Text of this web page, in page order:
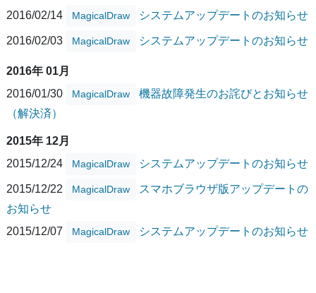
2016/02/14
MagicalDraw システムアップデートのお知らせ
2016/02/03 MagicalDraw システムアップデートのお知らせ
2016年 01月
2016/01/30
MagicalDraw
機器故障発生のお詫びとお知らせ
（解決済）
2015年 12月
2015/12/24
MagicalDraw システムアップデートのお知らせ
2015/12/22 MagicalDraw
スマホブラウザ版アップデートの
お知らせ
2015/12/07
MagicalDraw システムアップデートのお知らせ